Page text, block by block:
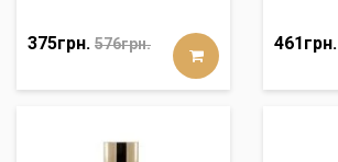
375грн. 576грн. 461грн.